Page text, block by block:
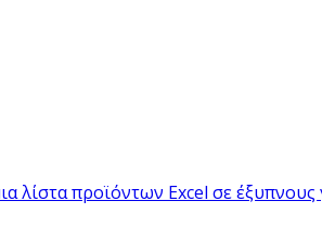
λίστα προϊόντων Excel σε